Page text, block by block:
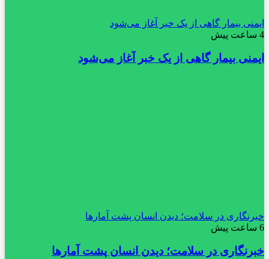
ایمنی بیمار گاهی از یک خبر آغاز می‌شود
4 ساعت پیش
ایمنی بیمار گاهی از یک خبر آغاز می‌شود
خبرنگاری در سلامت؛ دیدن انسان پشت آمارها
6 ساعت پیش
خبرنگاری در سلامت؛ دیدن انسان پشت آمارها